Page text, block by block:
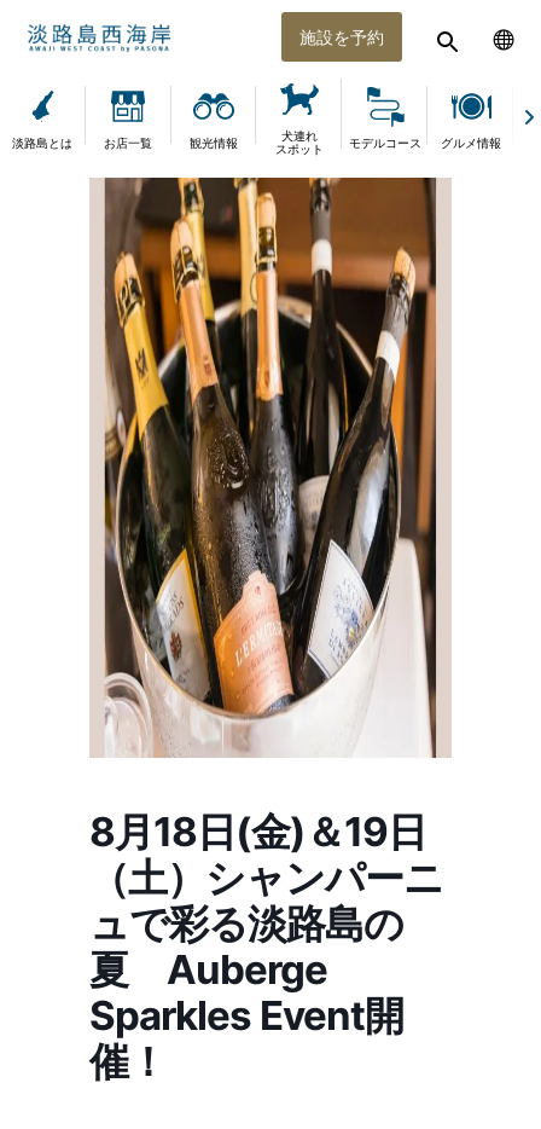
施設を予約
淡路島とは お店一覧 観光情報
犬連れ
スポット
モデルコース グルメ情報
8月18日(金)＆19日
（土）シャンパーニ
ュで彩る淡路島の
夏 Auberge
Sparkles Event開
催！